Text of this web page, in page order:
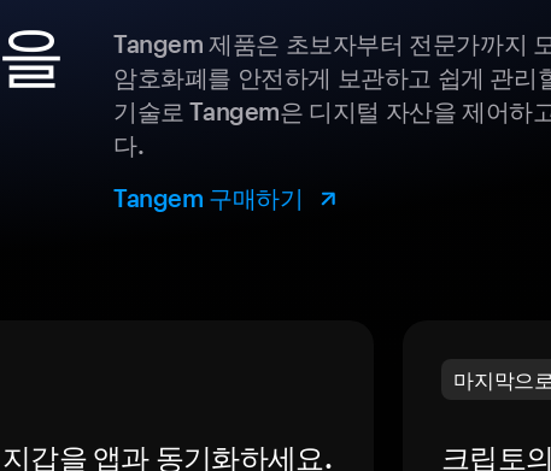
Tangem 제품은 초보자부터 전문가까지
암호화폐를 안전하게 보관하고 쉽게 관리
기술로 Tangem은 디지털 자산을 제어하
다.
Tangem 구매하기
갑을 앱과 동기화하세요.
마지막으로
크립토